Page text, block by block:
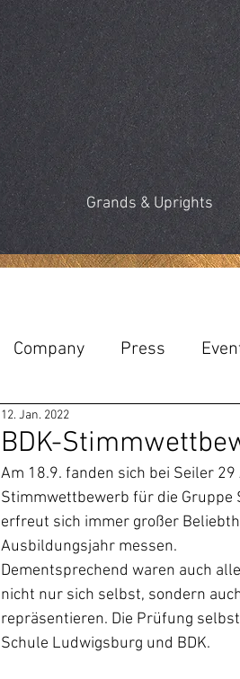
Grands & Uprights
Company Press
BDK-
12. Jan. 2022
Am 18.9. fanden sich bei Seiler
Stimmwettbewerb für die
erfreut sich immer großer
Ausbildungsjahr messen.
Dementsprechend waren auch
nicht nur sich selbst, sondern
repräsentieren. Die Prüfung
Schule Ludwigsburg und BDK.